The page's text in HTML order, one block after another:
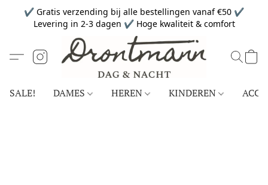
✔ Gratis verzending bij alle bestellingen vanaf €50 ✔
Levering in 2-3 dagen ✔ Hoge kwaliteit & comfort
SALE! DAMES HEREN KINDEREN